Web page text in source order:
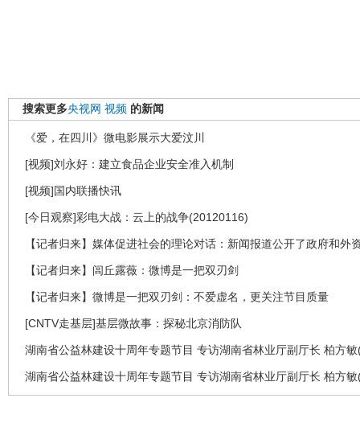
搜索更多央视网 视频 的新闻
《爱，在四川》微电影展示大爱汶川
[视频]刘永好：建立食品企业安全准入机制
[视频]国内联播快讯
[今日观察]彩电大战：云上的战争(20120116)
【记者归来】媒体促进社会的理论对话：新闻报道公开了政府和外
【记者归来】闾丘露薇：微博是一把双刃剑
【记者归来】微博是一把双刃剑：不爱虚名，更关注节目质量
[CNTV走基层]基层微故事：探秘北京消防队
湖南省公益林建设十周年专题节目 专访湖南省林业厅副厅长 柏方
湖南省公益林建设十周年专题节目 专访湖南省林业厅副厅长 柏方